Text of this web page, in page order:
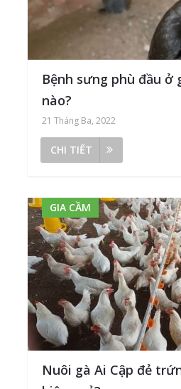
Bệnh sưng phù đầu ở
nào?
21 Tháng Ba, 2022
CHI TIẾT
GIA CẦM
Nuôi gà Ai Cập đẻ